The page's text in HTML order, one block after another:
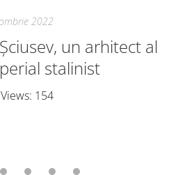
2022
un arhitect al
stalinist
154